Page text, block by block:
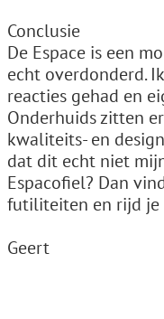
Conclusie
De Espace is een
echt overdonderd.
reacties gehad en
Onderhuids zitten
kwaliteits- en
dat dit echt niet
Espacofiel? Dan
futiliteiten en rijd je
Geert